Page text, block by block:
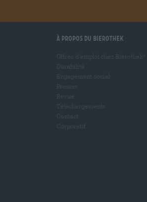
À propos du Bierothek